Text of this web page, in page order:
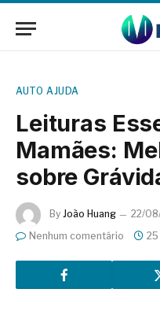
AUTO AJUDA
Leituras
Mamães:
sobre
By João Huang 22/
Nenhum comentário
25